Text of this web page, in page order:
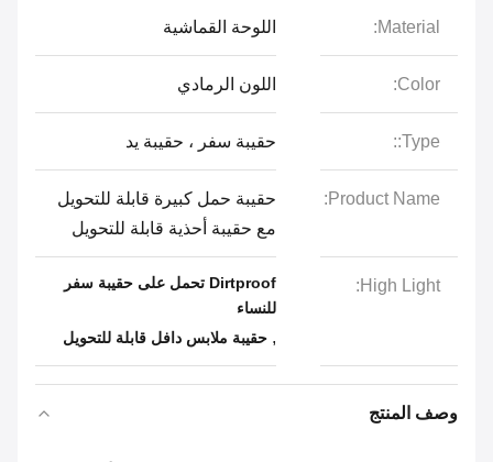
Material: اللوحة القماشية
Color: اللون الرمادي
Type:: حقيبة سفر ، حقيبة يد
Product Name:
حقيبة حمل كبيرة قابلة للتحويل
مع حقيبة أحذية قابلة للتحويل
High Light:
Dirtproof تحمل على حقيبة سفر
للنساء
حقيبة ملابس دافل قابلة للتحويل
وصف المنتج